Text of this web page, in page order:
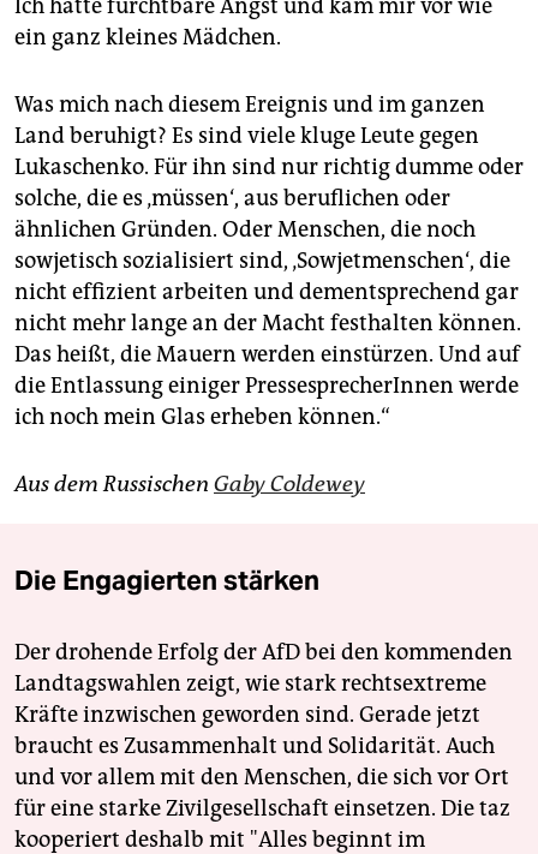
Ich hatte furchtbare Angst und kam mir vor wie
ein ganz kleines Mädchen.
Was mich nach diesem Ereignis und im ganzen
Land beruhigt? Es sind viele kluge Leute gegen
Lukaschenko. Für ihn sind nur richtig dumme oder
solche, die es ‚müssen‘, aus beruflichen oder
ähnlichen Gründen. Oder Menschen, die noch
sowjetisch sozialisiert sind, ‚Sowjetmenschen‘, die
nicht effizient arbeiten und dementsprechend gar
nicht mehr lange an der Macht festhalten können.
Das heißt, die Mauern werden einstürzen. Und auf
die Entlassung einiger PressesprecherInnen werde
ich noch mein Glas erheben können.“
Aus dem Russischen Gaby Coldewey
Die Engagierten stärken
Der drohende Erfolg der AfD bei den kommenden
Landtagswahlen zeigt, wie stark rechtsextreme
Kräfte inzwischen geworden sind. Gerade jetzt
braucht es Zusammenhalt und Solidarität. Auch
und vor allem mit den Menschen, die sich vor Ort
für eine starke Zivilgesellschaft einsetzen. Die taz
kooperiert deshalb mit "Alles beginnt im